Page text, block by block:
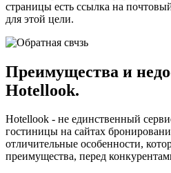
страницы есть ссылка на
для этой цели.
Преимущества и
Hotellook.
Hotellook - не единственный
гостиницы на сайтах
отличительные особенности,
преимущества, перед